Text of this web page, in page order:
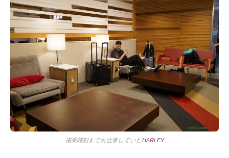
搭乗時刻までお仕事していたHARLEY